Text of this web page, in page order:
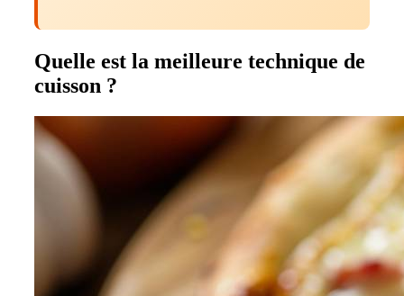
Quelle est la meilleure technique de
cuisson ?